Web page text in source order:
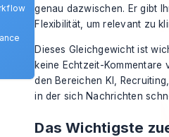
genau dazwischen. Er gibt
Flexibilität, um relevant zu
Dieses Gleichgewicht ist
keine Echtzeit-
den Bereichen KI,
in der sich Nachrichten
Das Wichtigste